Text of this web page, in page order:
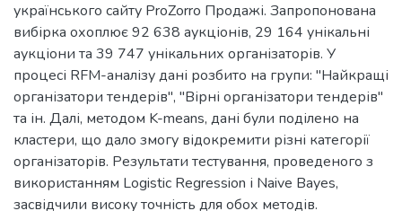
українського сайту ProZorro Продажі. Запропонована
вибірка охоплює 92 638 аукціонів, 29 164 унікальні
аукціони та 39 747 унікальних організаторів. У
процесі RFM-аналізу дані розбито на групи: "Найкращі
організатори тендерів", "Вірні організатори тендерів"
та ін. Далі, методом K-means, дані були поділено на
кластери, що дало змогу відокремити різні категорії
організаторів. Результати тестування, проведеного з
використанням Logistic Regression і Naive Bayes,
засвідчили високу точність для обох методів.